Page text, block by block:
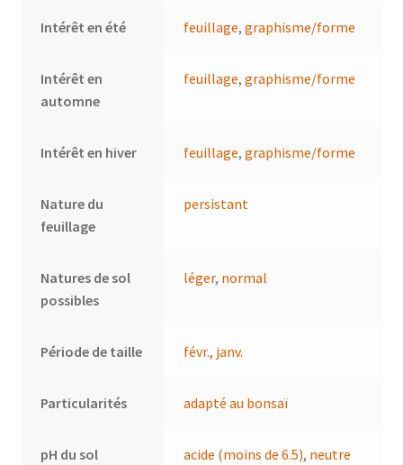
Intérêt en été feuillage,graphisme/forme
Intérêt en
automne
feuillage,graphisme/forme
Intérêt en hiver feuillage,graphisme/forme
Nature du
feuillage
persistant
Natures de sol
possibles
léger, normal
Période de taille févr., janv.
Particularités adapté au bonsaï
pH du sol
acide (moins de 6.5), neutre